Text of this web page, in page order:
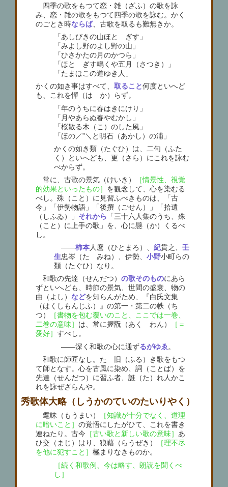
四季の歌をもつて恋・雑（ざふ）の歌を詠
み、恋・雑の歌をもつて四季の歌を詠む。かく
のごとき時ならば、古歌を取るも難無きか。
「あしびきの山ほとゝぎす」
「みよし野のよし野の山」
「ひさかたの月のかつら」
「ほとゝぎす鳴くや五月（さつき）」
「たまほこの道ゆき人」
かくの如き事はすべて、取ること何度といへど
も、これを憚（はゞか）らず。
「年のうちに春はきにけり」
「月やあらぬ春やむかし」
「桜散る木（こ）のした風」
「ほの／”＼と明石（あかし）の浦」
かくの如き類（たぐひ）は、二句（ふた
く）といへども、更（さら）にこれを詠む
べからず。
常に、古歌の景気（けいき）
［情景性、視覚
的効果といったもの］ を観念して、心を染むる
べし。殊（こと）に見習ふべきものは、「古
今」「伊勢物語」「後撰（ごせん）」「拾遺
（しふゐ）」 それから 「三十六人集のうち、殊
（こと）に上手の歌」を、心に懸（か）くるべ
し。
――柿本人麿（ひとまろ）、紀貫之、壬
生忠岑（たゞみね）、伊勢、小野小町らの
類（たぐひ）なり。
和歌の先達（せんだつ）の歌そのものにあら
ずといへども、時節の景気、世間の盛衰、物の
由（よし） などを知らんがため、『白氏文集
（はくしもんじふ）』の第一・第二の帙（ち
つ）
［書物を包む覆いのこと、ここでは一巻、
二巻の意味］ は、常に握翫（あくゞわん）
［＝
愛好］すべし。
――深く和歌の心に通ずるがゆゑ 。
和歌に師匠なし。たゞ旧（ふる）き歌をもつ
て師となす。心を古風に染め、詞（ことば）を
先達（せんだつ）に習ふ者、誰（た）れ人かこ
れを詠ぜざらんや。
秀歌体大略（しうかのていのたいりやく）
耄昧（もうまい）
［知識が十分でなく、道理
に暗いこと］の覚悟にしたがひて、これを書き
連ねたり。古今 ［古い歌と新しい歌の意味］あ
ひ交（まじ）はり、狼藉（らうぜき）
［理不尽
を他に犯すこと］極まりなきものか。
［続く和歌例、今は略す、朗読を聞くべ
し］